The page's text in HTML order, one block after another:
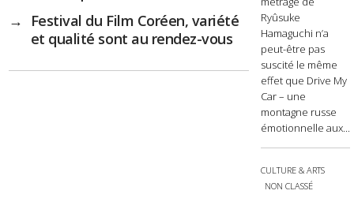
→
Festival du Film Coréen, variété
et qualité sont au rendez-vous
Ryûsuke
Hamaguchi n’a
peut-être pas
suscité le même
effet que Drive My
Car – une
montagne russe
émotionnelle aux...
CULTURE & ARTS
NON CLASSÉ